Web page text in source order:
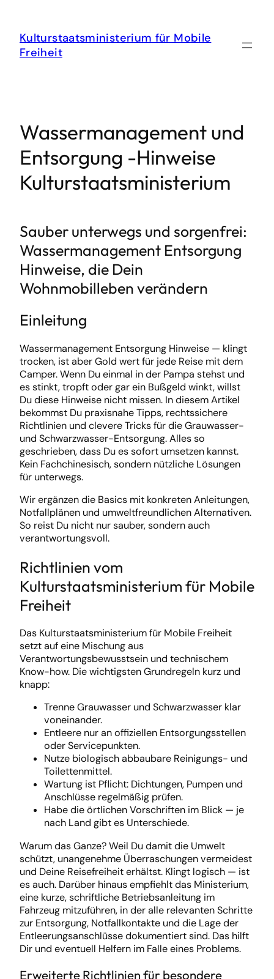
springen
Kulturstaatsministerium für Mobile
Freiheit
Wassermanagement und
Entsorgung -Hinweise
Kulturstaatsministerium
Sauber unterwegs und sorgenfrei:
Wassermanagement Entsorgung
Hinweise, die Dein
Wohnmobilleben verändern
Einleitung
Wassermanagement Entsorgung Hinweise — klingt
trocken, ist aber Gold wert für jede Reise mit dem
Camper. Wenn Du einmal in der Pampa stehst und
es stinkt, tropft oder gar ein Bußgeld winkt, willst
Du diese Hinweise nicht missen. In diesem Artikel
bekommst Du praxisnahe Tipps, rechtssichere
Richtlinien und clevere Tricks für die Grauwasser-
und Schwarzwasser-Entsorgung. Alles so
geschrieben, dass Du es sofort umsetzen kannst.
Kein Fachchinesisch, sondern nützliche Lösungen
für unterwegs.
Wir ergänzen die Basics mit konkreten Anleitungen,
Notfallplänen und umweltfreundlichen Alternativen.
So reist Du nicht nur sauber, sondern auch
verantwortungsvoll.
Richtlinien vom
Kulturstaatsministerium für Mobile
Freiheit
Das Kulturstaatsministerium für Mobile Freiheit
setzt auf eine Mischung aus
Verantwortungsbewusstsein und technischem
Know-how. Die wichtigsten Grundregeln kurz und
knapp:
Trenne Grauwasser und Schwarzwasser klar
voneinander.
Entleere nur an offiziellen Entsorgungsstellen
oder Servicepunkten.
Nutze biologisch abbaubare Reinigungs- und
Toilettenmittel.
Wartung ist Pflicht: Dichtungen, Pumpen und
Anschlüsse regelmäßig prüfen.
Habe die örtlichen Vorschriften im Blick — je
nach Land gibt es Unterschiede.
Warum das Ganze? Weil Du damit die Umwelt
schützt, unangenehme Überraschungen vermeidest
und Deine Reisefreiheit erhältst. Klingt logisch — ist
es auch. Darüber hinaus empfiehlt das Ministerium,
eine kurze, schriftliche Betriebsanleitung im
Fahrzeug mitzuführen, in der alle relevanten Schritte
zur Entsorgung, Notfallkontakte und die Lage der
Entleerungsanschlüsse dokumentiert sind. Das hilft
Dir und eventuell Helfern im Falle eines Problems.
Erweiterte Richtlinien für besondere